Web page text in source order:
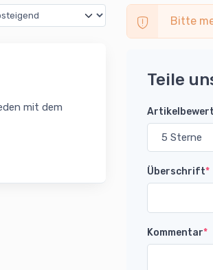
mit dem
Bitte
Teile
Überschrift*
Kommentar*